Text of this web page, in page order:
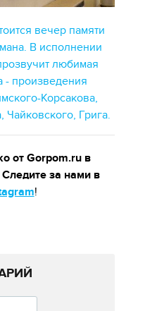
вечер памяти
В исполнении
любимая
- произведения
Корсакова,
Грига.
от Gorpom.ru в
за нами в
!